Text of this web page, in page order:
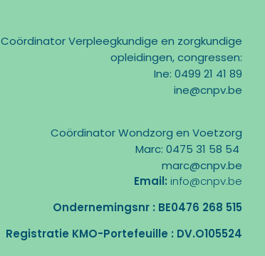
Coördinator Verpleegkundige en zorgkundige
opleidingen, congressen:
Ine: 0499 21 41 89
ine@cnpv.be
Coördinator Wondzorg en Voetzorg
Marc: 0475 31 58 54
marc@cnpv.be
Email: info@cnpv.be
Ondernemingsnr : BE0476 268 515
Registratie KMO-Portefeuille : DV.O105524